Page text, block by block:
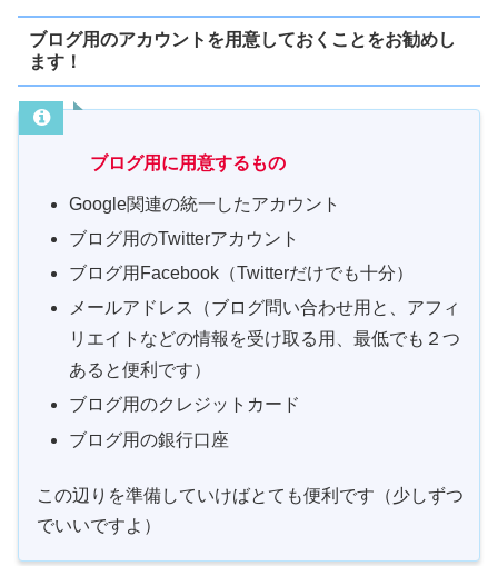
ブログ用のアカウントを用意しておくことをお勧めし
ます！
ブログ用に用意するもの
Google関連の統一したアカウント
ブログ用のTwitterアカウント
ブログ用Facebook（Twitterだけでも十分）
メールアドレス（ブログ問い合わせ用と、アフィ
リエイトなどの情報を受け取る用、最低でも２つ
あると便利です）
ブログ用のクレジットカード
ブログ用の銀行口座
この辺りを準備していけばとても便利です（少しずつ
でいいですよ）